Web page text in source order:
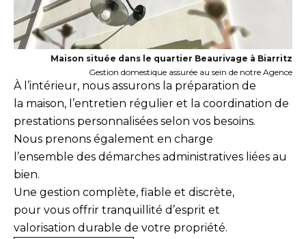
Maison située dans le quartier Beaurivage à Biarritz
Gestion domestique assurée au sein de notre Agence
À l’intérieur, nous assurons la préparation de
la maison, l’entretien régulier et la coordination de
prestations personnalisées selon vos besoins.
Nous prenons également en charge
l’ensemble des démarches administratives liées au
bien.
Une gestion complète, fiable et discrète,
pour vous offrir tranquillité d’esprit et
valorisation durable de votre propriété.